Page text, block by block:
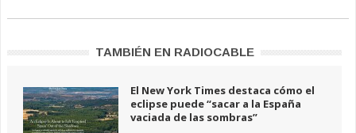
TAMBIÉN EN RADIOCABLE
El New York Times destaca cómo el
eclipse puede “sacar a la España
vaciada de las sombras”